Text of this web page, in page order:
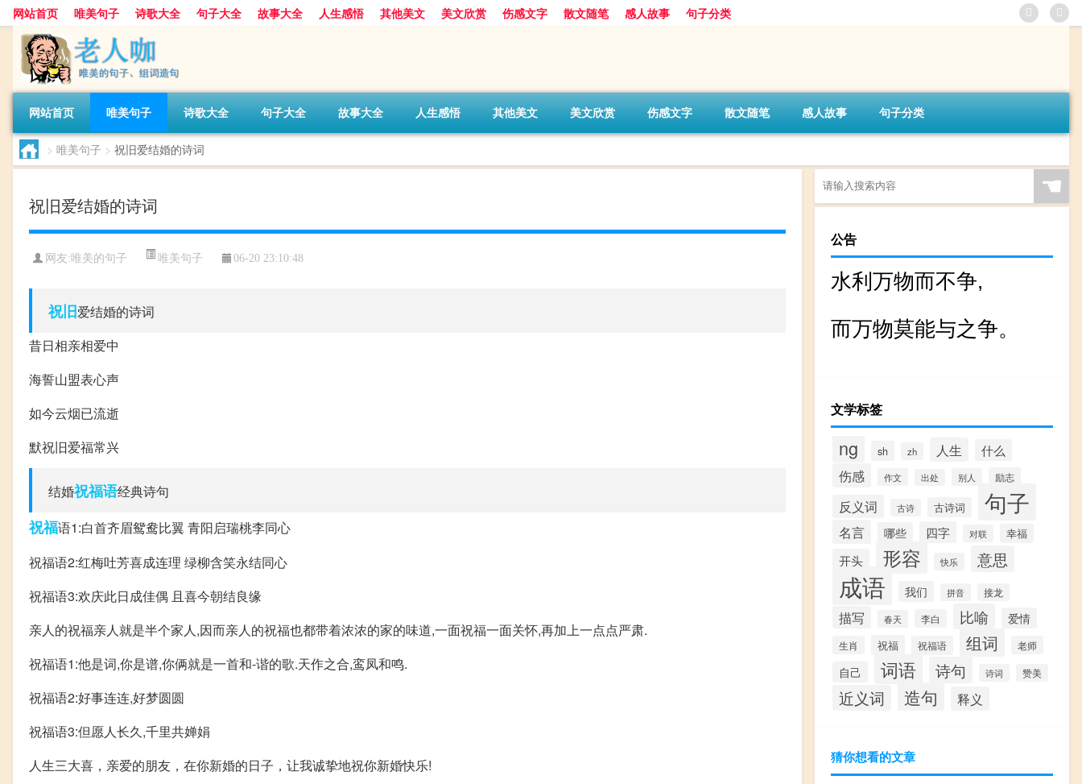
网站首页 唯美句子 诗歌大全 句子大全 故事大全 人生感悟 其他美文 美文欣赏 伤感文字 散文随笔 感人故事 句子分类
网站首页 唯美句子 诗歌大全 句子大全 故事大全 人生感悟 其他美文 美文欣赏 伤感文字 散文随笔 感人故事 句子分类
> 唯美句子 > 祝旧爱结婚的诗词
祝旧爱结婚的诗词
网友:唯美的句子 唯美句子 06-20 23:10:48
祝旧爱结婚的诗词
昔日相亲相爱中
海誓山盟表心声
如今云烟已流逝
默祝旧爱福常兴
结婚祝福语经典诗句
祝福语1:白首齐眉鸳鸯比翼 青阳启瑞桃李同心
祝福语2:红梅吐芳喜成连理 绿柳含笑永结同心
祝福语3:欢庆此日成佳偶 且喜今朝结良缘
亲人的祝福亲人就是半个家人,因而亲人的祝福也都带着浓浓的家的味道,一面祝福一面关怀,再加上一点点严肃.
祝福语1:他是词,你是谱,你俩就是一首和-谐的歌.天作之合,鸾凤和鸣.
祝福语2:好事连连,好梦圆圆
祝福语3:但愿人长久,千里共婵娟
人生三大喜，亲爱的朋友，在你新婚的日子，让我诚挚地祝你新婚快乐!
☚
公告
水利万物而不争,
而万物莫能与之争。
文学标签
ng sh zh 人生 什么
伤感 作文 出处 别人 励志
反义词 古诗 古诗词 句子
名言 哪些 四字 对联 幸福
开头 形容 快乐 意思
成语 我们 拼音 接龙
描写 春天 李白 比喻 爱情
生肖 祝福 祝福语 组词 老师
自己 词语 诗句 诗词 赞美
近义词 造句 释义
猜你想看的文章